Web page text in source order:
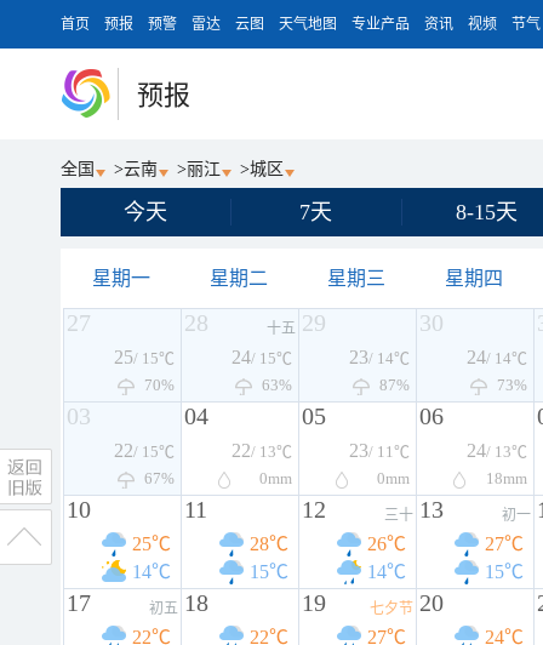
首页 预报 预警 雷达 云图 天气地图 专业产品 资讯 视频 节气
预报
全国 >云南 >丽江 >城区
今天 7天 8-15天
星期一 星期二 星期三 星期四
27
25/ 15℃
70%
28 十五
24/ 15℃
63%
29
23/ 14℃
87%
30
24/ 14℃
73%
03
22/ 15℃
67%
04
22/ 13℃
0mm
05
23/ 11℃
0mm
06
24/ 13℃
18mm
10
25℃
14℃
11
28℃
15℃
12 三十
26℃
14℃
13 初一
27℃
15℃
17 初五
22℃
18
22℃
19 七夕节
27℃
20
24℃